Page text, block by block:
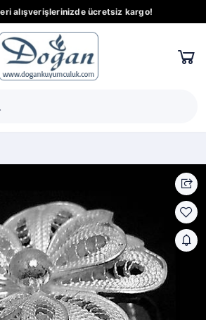
alışverişlerinizde ücretsiz kargo!